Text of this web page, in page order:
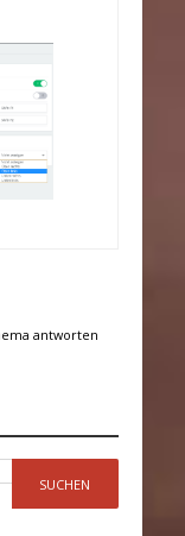
antworten